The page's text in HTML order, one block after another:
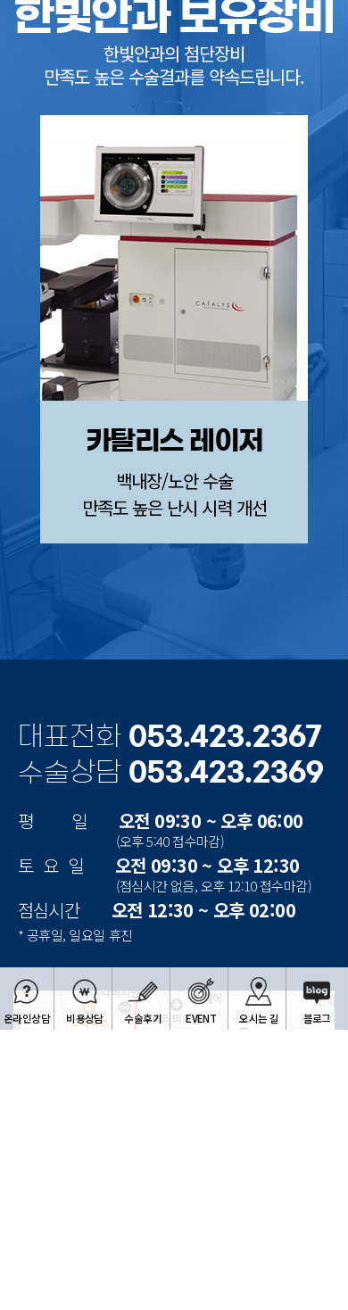
한빛안과 보유장비
한빛안과의 첨단장비
만족도 높은 수술결과를 약속드립니다.
카탈리스 레이저
백내장/노안 수술
만족도 높은 난시 시력 개선
대표전화 053.423.2367
수술상담 053.423.2369
평 일 오전 09:30 ~ 오후 06:00
(오후 5:40 접수마감)
토 요 일 오전 09:30 ~ 오후 12:30
(점심시간 없음, 오후 12:10 접수마감)
점심시간 오전 12:30 ~ 오후 02:00
* 공휴일, 일요일 휴진
온라인상담 비용상담 수술후기 EVENT 오시는 길 블로그